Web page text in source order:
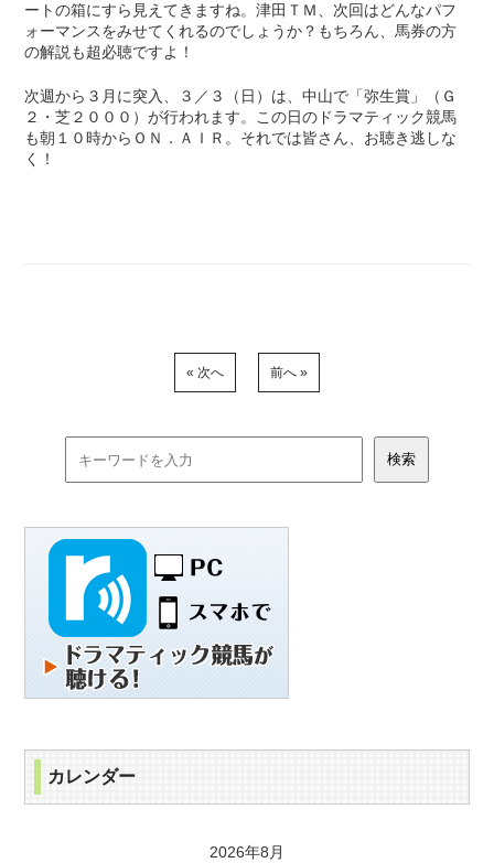
ートの箱にすら見えてきますね。津田ＴＭ、次回はどんなパフ
ォーマンスをみせてくれるのでしょうか？もちろん、馬券の方
の解説も超必聴ですよ！
次週から３月に突入、３／３（日）は、中山で「弥生賞」（Ｇ
２・芝２０００）が行われます。この日のドラマティック競馬
も朝１０時からＯＮ．ＡＩＲ。それでは皆さん、お聴き逃しな
く！
« 次へ 前へ »
カレンダー
2026年8月